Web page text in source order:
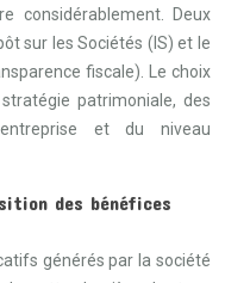
considérablement. Deux
sur les Sociétés (IS) et le
fiscale). Le choix
patrimoniale, des
et du niveau
des bénéfices
générés par la société